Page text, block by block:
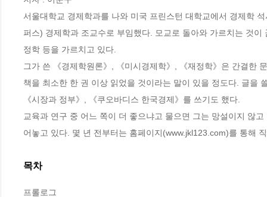
서울대학교 경제학과를 나와 미국 프린스턴 대학교에서 경제학
퍼스) 경제학과 조교수로 부임했다. 모교로 돌아와 가르치는 것
정학 등을 가르치고 있다.
그가 쓴 《경제학원론》, 《미시경제학》, 《재정학》은 간결한
책을 최소한 한 권 이상 읽었을 것이라는 말이 있을 정도다. 글을
《시장과 정부》, 《쿠오바디스 한국경제》를 쓰기도 했다.
교육과 연구 중 어느 쪽이 더 좋으냐고 물으면 그는 망설이지 않
어놓고 있다. 몇 년 전부터는 홈페이지(www.jkl123.com)를 통해
목차
프롤로그